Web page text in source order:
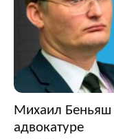
Михаил Беньяш
адвокатуре